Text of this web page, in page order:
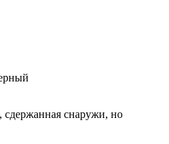
сдержанная снаружи, но